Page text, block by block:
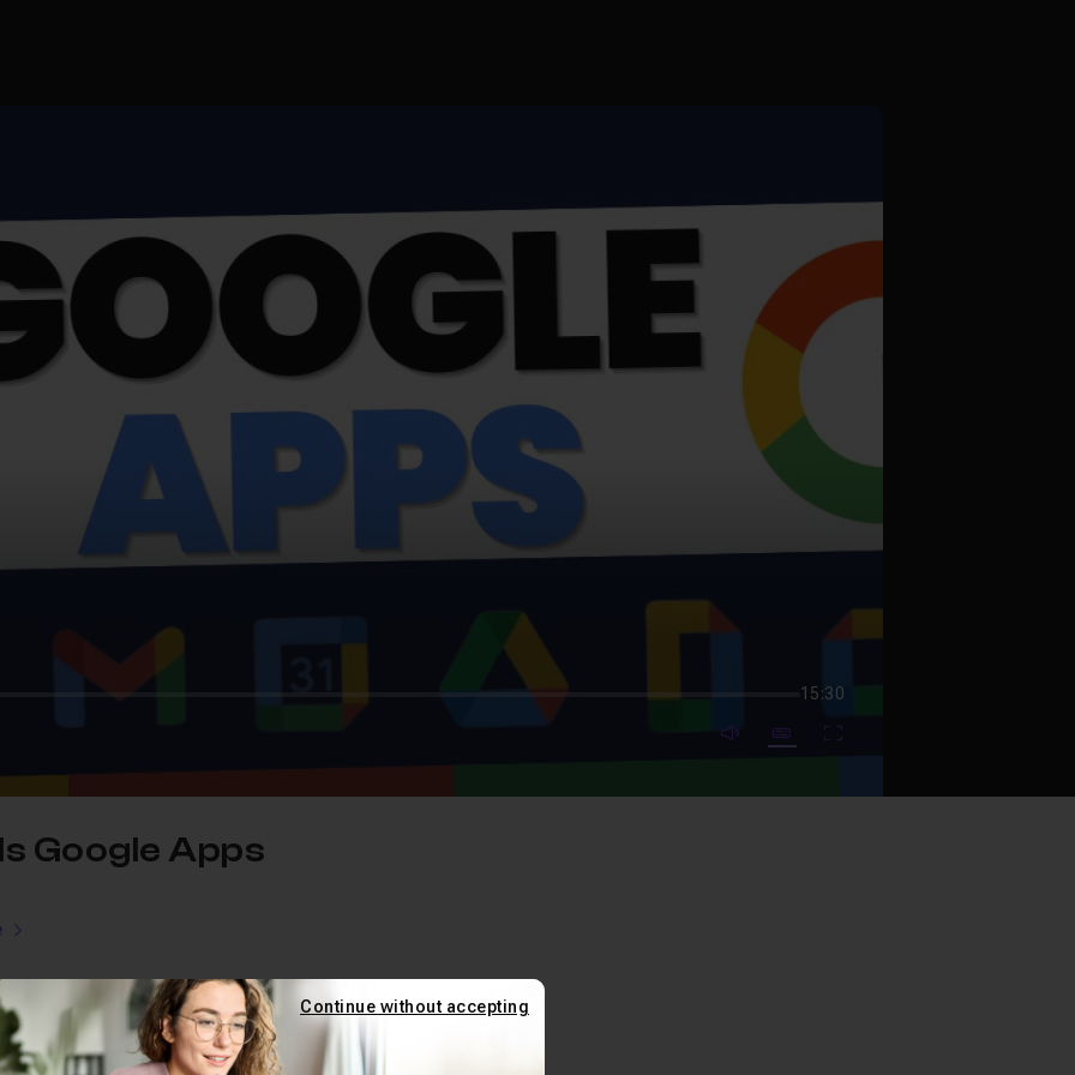
15:30
mute video
SubtitlesFullscreen
Google Apps